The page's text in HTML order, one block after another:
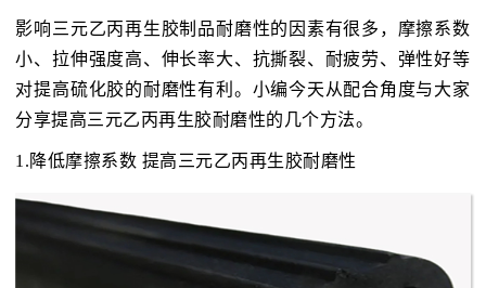
影响三元乙丙再生胶制品耐磨性的因素有很多，摩擦系数
小、拉伸强度高、伸长率大、抗撕裂、耐疲劳、弹性好等
对提高硫化胶的耐磨性有利。小编今天从配合角度与大家
分享提高三元乙丙再生胶耐磨性的几个方法。
1.降低摩擦系数 提高三元乙丙再生胶耐磨性